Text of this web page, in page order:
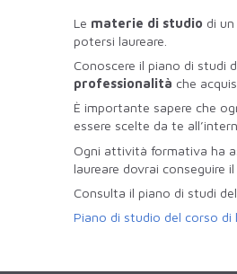
Le materie di studio di
potersi laureare.
Conoscere il piano di studi
professionalità che
È importante sapere che
essere scelte da te
Ogni attività formativa ha
laureare dovrai conseguire
Consulta il piano di studi
Piano di studio del corso